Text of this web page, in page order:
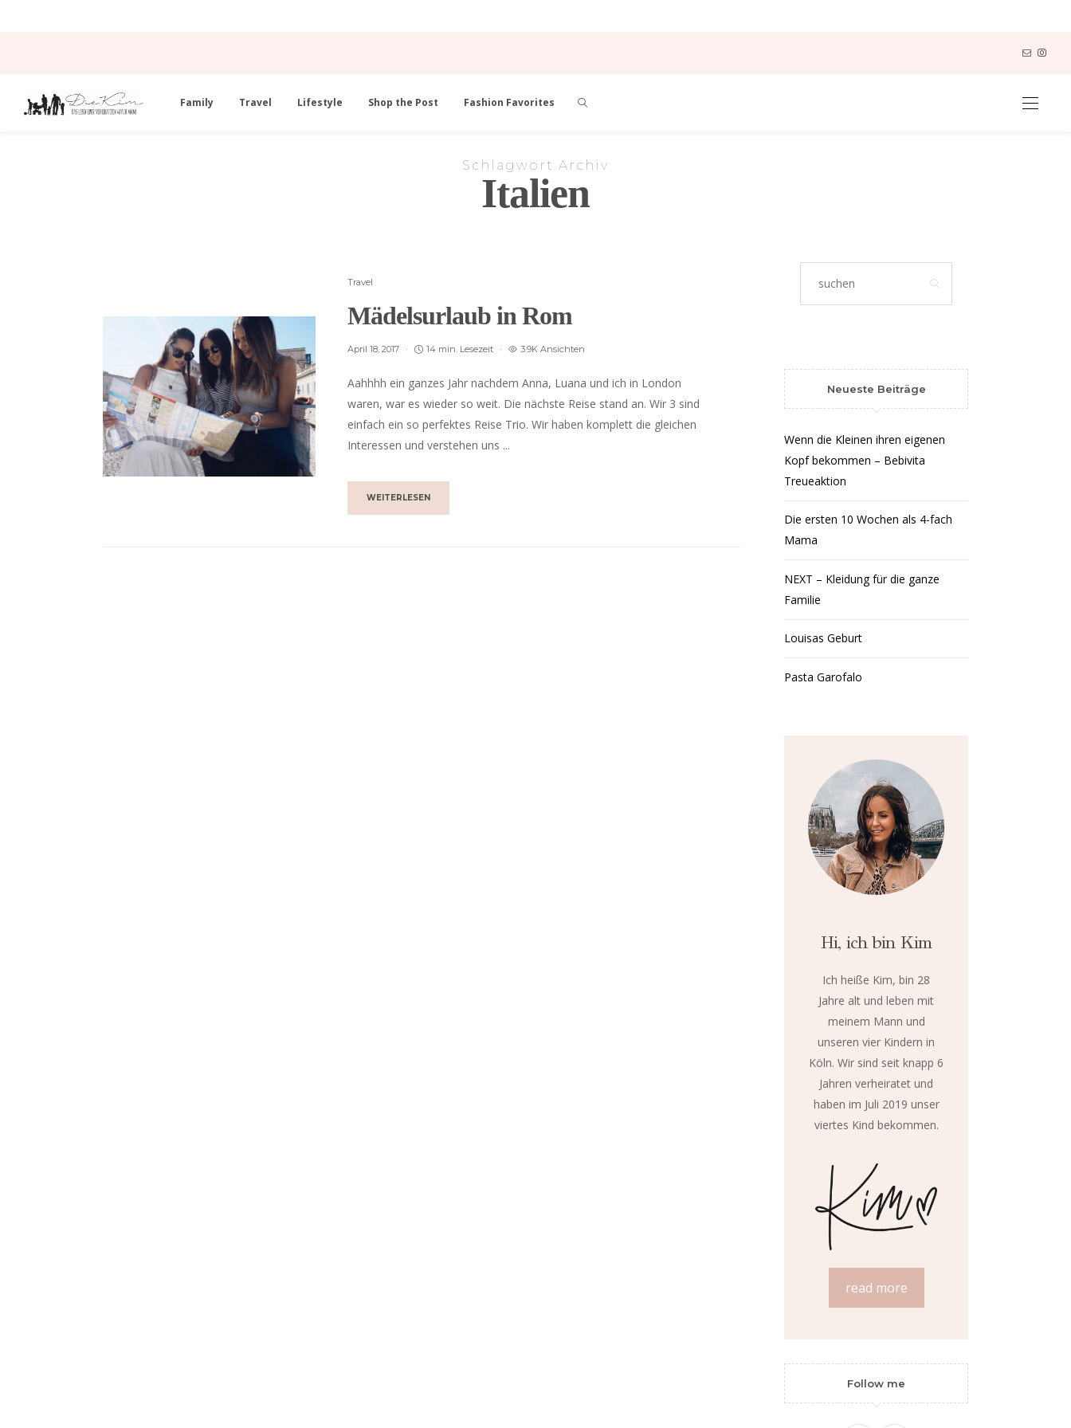
Family Travel Lifestyle Shop the Post Fashion Favorites
Schlagwort Archiv
Italien
Travel
Mädelsurlaub in Rom
April 18, 2017 14 min. Lesezeit 3.9K Ansichten
Aahhhh ein ganzes Jahr nachdem Anna, Luana und ich in London
waren, war es wieder so weit. Die nächste Reise stand an. Wir 3 sind
einfach ein so perfektes Reise Trio. Wir haben komplett die gleichen
Interessen und verstehen uns ...
WEITERLESEN
Neueste Beiträge
Wenn die Kleinen ihren eigenen
Kopf bekommen – Bebivita
Treueaktion
Die ersten 10 Wochen als 4-fach
Mama
NEXT – Kleidung für die ganze
Familie
Louisas Geburt
Pasta Garofalo
Hi, ich bin Kim
Ich heiße Kim, bin 28
Jahre alt und leben mit
meinem Mann und
unseren vier Kindern in
Köln. Wir sind seit knapp 6
Jahren verheiratet und
haben im Juli 2019 unser
viertes Kind bekommen.
read more
Follow me